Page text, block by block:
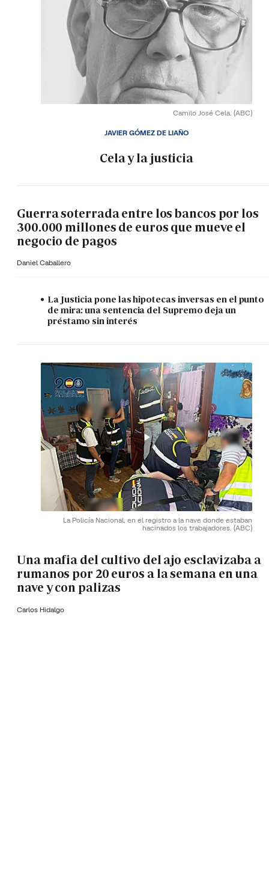
Camilo José Cela. (ABC)
Cela y la justicia
JAVIER GÓMEZ DE LIAÑO
Guerra soterrada entre los bancos por los
300.000 millones de euros que mueve el
negocio de pagos
Daniel Caballero
La Justicia pone las hipotecas inversas en el punto
de mira: una sentencia del Supremo deja un
préstamo sin interés
La Policía Nacional, en el registro a la nave donde estaban
hacinados los trabajadores. (ABC)
Una mafia del cultivo del ajo esclavizaba a
rumanos por 20 euros a la semana en una
nave y con palizas
Carlos Hidalgo